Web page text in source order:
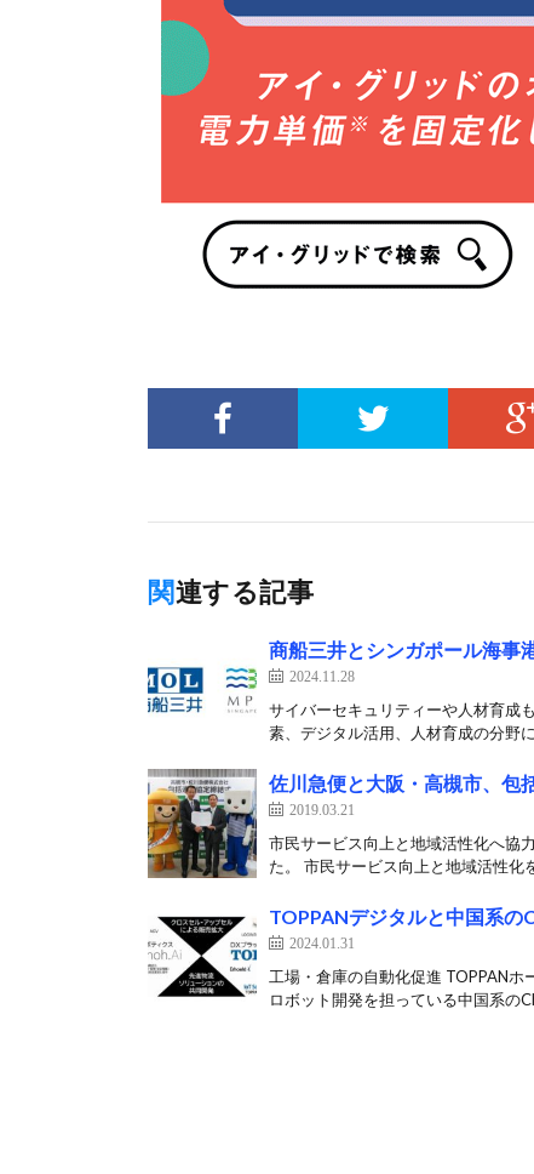
関連する記事
商船三井とシンガポール海事
2024.11.28
サイバーセキュリティーや人材育成
素、デジタル活用、人材育成の分野
佐川急便と大阪・高槻市、包
2019.03.21
市民サービス向上と地域活性化へ協
た。 市民サービス向上と地域活性化
TOPPANデジタルと中国系
2024.01.31
工場・倉庫の自動化促進 TOPPANホ
ロボット開発を担っている中国系の